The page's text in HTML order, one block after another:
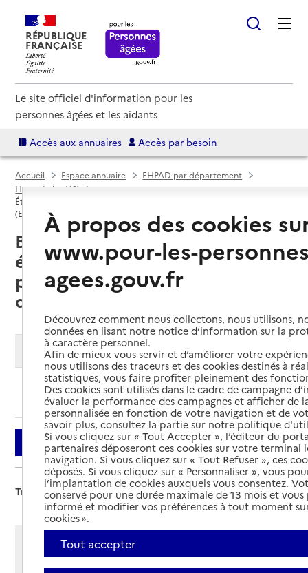
RÉPUBLIQUE
FRANÇAISE
Le site officiel d'information pour les
personnes âgées et les aidants
Accès aux annuaires Accès par besoin
Accueil Espace annuaire
EHPAD par département
Haute-Loire (43)
Établissement d'hébergement pour personnes âgées dépendantes
(EHPAD)
Beauzac (43590) : liste des
établissements d'hébergement
pour personnes âgées
dépendantes (EHPAD)
Modifier ma recherche
Ajouter cette recherche aux favoris
Filtrer
Trier par :
Afficher les résultats par:
Mode liste
Mode carte
À propos des cookies
www.pour-les-
agees.gouv.fr
Découvrez comment nous collectons, nous utilisons,
données en lisant notre notice d’information sur la
à caractère personnel.
Afin de mieux vous servir et d’améliorer votre
nous utilisons des traceurs et des cookies destinés à
statistiques, vous faire profiter pleinement des
Des cookies sont utilisés dans le cadre de campagne
évaluer la performance des campagnes et afficher de
personnalisée en fonction de votre navigation et de
savoir plus, consultez la partie sur notre politique
Si vous cliquez sur « Tout Accepter », l’éditeur du
partenaires déposeront ces cookies sur votre terminal
navigation. Si vous cliquez sur « Tout Refuser », ces
déposés. Si vous cliquez sur « Personnaliser », vous
l’implantation de cookies auxquels vous consentez.
conservé pour une durée maximale de 13 mois et
informé et modifier vos préférences à tout moment
cookies ».
Tout accepter